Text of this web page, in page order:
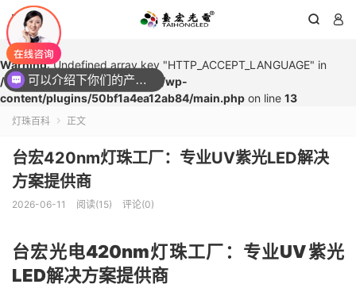
Warning: Undefined array key "HTTP_ACCEPT_LANGUAGE" in
/www/wwwroot/1615led.com/wp-
content/plugins/50bf1a4ea12ab84/main.php on line 13

 

灯珠百科  正文
台宏420nm灯珠工厂：专业UV紫光LED解决
方案提供商
2026-06-11 阅读(15) 评论(0)
台宏光电420nm灯珠工厂：专业UV紫光
LED解决方案提供商
可以介绍下你们的产品么？